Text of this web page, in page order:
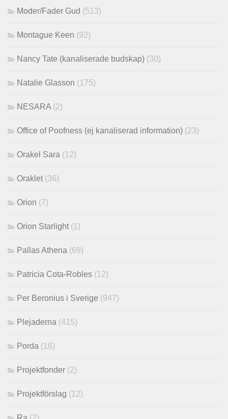
Moder/Fader Gud (513)
Montague Keen (92)
Nancy Tate (kanaliserade budskap) (30)
Natalie Glasson (175)
NESARA (2)
Office of Poofness (ej kanaliserad information) (23)
Orakel Sara (12)
Oraklet (36)
Orion (7)
Orion Starlight (1)
Pallas Athena (69)
Patricia Cota-Robles (12)
Per Beronius i Sverige (947)
Plejaderna (415)
Porda (16)
Projektfonder (2)
Projektförslag (12)